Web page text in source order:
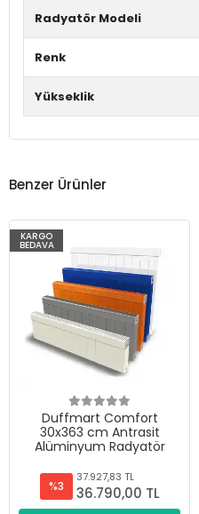
Radyatör Modeli
Renk
Yükseklik
Benzer Ürünler
KARGO
BEDAVA
Duffmart Comfort
30x363 cm Antrasit
Alüminyum Radyatör
%3
37.927,83 TL
36.790,00 TL